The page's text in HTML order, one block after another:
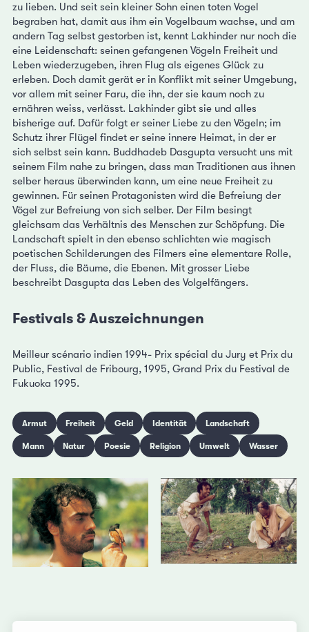
zu lieben. Und seit sein kleiner Sohn einen toten Vogel
begraben hat, damit aus ihm ein Vogelbaum wachse, und am
andern Tag selbst gestorben ist, kennt Lakhinder nur noch die
eine Leidenschaft: seinen gefangenen Vögeln Freiheit und
Leben wiederzugeben, ihren Flug als eigenes Glück zu
erleben. Doch damit gerät er in Konflikt mit seiner Umgebung,
vor allem mit seiner Faru, die ihn, der sie kaum noch zu
ernähren weiss, verlässt. Lakhinder gibt sie und alles
bisherige auf. Dafür folgt er seiner Liebe zu den Vögeln; im
Schutz ihrer Flügel findet er seine innere Heimat, in der er
sich selbst sein kann. Buddhadeb Dasgupta versucht uns mit
seinem Film nahe zu bringen, dass man Traditionen aus ihnen
selber heraus überwinden kann, um eine neue Freiheit zu
gewinnen. Für seinen Protagonisten wird die Befreiung der
Vögel zur Befreiung von sich selber. Der Film besingt
gleichsam das Verhältnis des Menschen zur Schöpfung. Die
Landschaft spielt in den ebenso schlichten wie magisch
poetischen Schilderungen des Filmers eine elementare Rolle,
der Fluss, die Bäume, die Ebenen. Mit grosser Liebe
beschreibt Dasgupta das Leben des Volgelfängers.
Festivals & Auszeichnungen
Meilleur scénario indien 1994- Prix spécial du Jury et Prix du
Public, Festival de Fribourg, 1995, Grand Prix du Festival de
Fukuoka 1995.
Armut Freiheit Geld Identität Landschaft
Mann Natur Poesie Religion Umwelt Wasser